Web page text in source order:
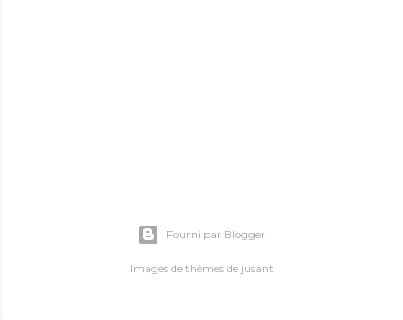
Fourni par Blogger
Images de thèmes de jusant